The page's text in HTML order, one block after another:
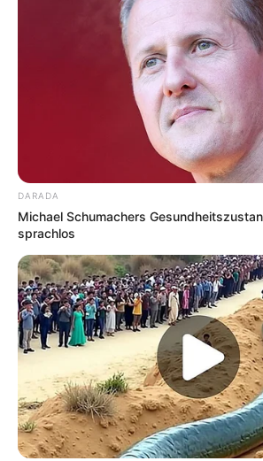
Hier geht es zu den
schönsten
Sehenswürdigkeiten in
schönsten Städte,sehenswerte
weitere Touristenziele
Adresse in Hannover
Weiterer Veranstaltungsplan für
Ticketverkauf:
Veranstaltungsplan für Hannover
etshop für ganz Deutschland.
Rock, Pop, Schlager und Musical
Kinoprogramm in Hannover
Regelmäßige Veranstaltungen in
und in Bremen:
DARADA
Michael Schumachers
sprachlos